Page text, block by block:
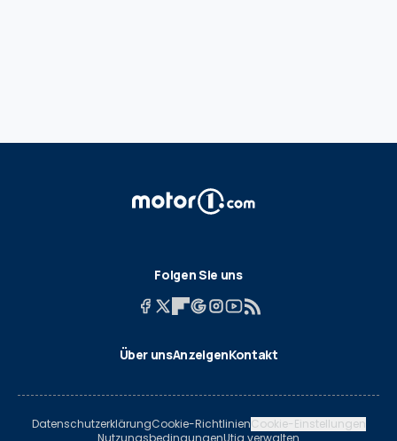
Folgen Sie uns
Über unsAnzeigenKontakt
DatenschutzerklärungCookie-RichtlinienCookie-Einstellungen